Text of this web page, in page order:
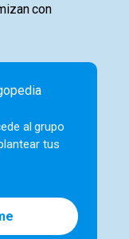
con
al grupo
tus